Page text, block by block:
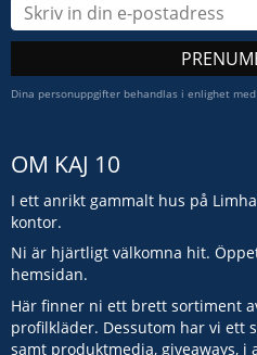
Dina personuppgifter behandlas i enlighet
OM KAJ 10
I ett anrikt gammalt hus på
kontor.
Ni är hjärtligt välkomna hit.
hemsidan.
Här finner ni ett brett sortiment
profilkläder. Dessutom har vi ett
samt produktmedia, giveaways, i